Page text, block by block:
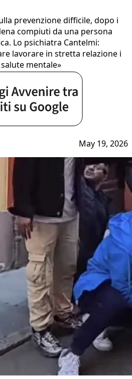
prevenzione difficile, dopo i
compiuti da una persona
Lo psichiatra Cantelmi:
lavorare in stretta relazione i
mentale»
May 19, 2026